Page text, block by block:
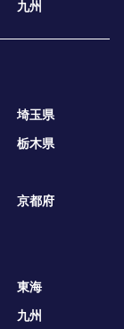
九州
埼玉県
栃木県
京都府
東海
九州